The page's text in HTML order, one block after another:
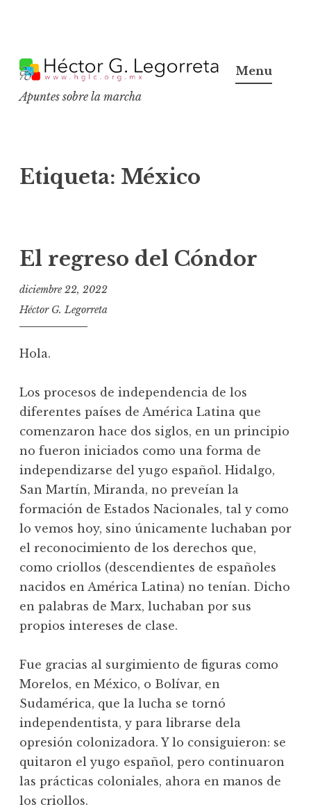
k
p
c
o
n
t
Apuntes sobre la marcha
Menu
Etiqueta: México
El regreso del Cóndor
diciembre 22, 2022
Héctor G. Legorreta
Hola.
Los procesos de independencia de los
diferentes países de América Latina que
comenzaron hace dos siglos, en un principio
no fueron iniciados como una forma de
independizarse del yugo español. Hidalgo,
San Martín, Miranda, no preveían la
formación de Estados Nacionales, tal y como
lo vemos hoy, sino únicamente luchaban por
el reconocimiento de los derechos que,
como criollos (descendientes de españoles
nacidos en América Latina) no tenían. Dicho
en palabras de Marx, luchaban por sus
propios intereses de clase.
Fue gracias al surgimiento de figuras como
Morelos, en México, o Bolívar, en
Sudamérica, que la lucha se tornó
independentista, y para librarse dela
opresión colonizadora. Y lo consiguieron: se
quitaron el yugo español, pero continuaron
las prácticas coloniales, ahora en manos de
los criollos.